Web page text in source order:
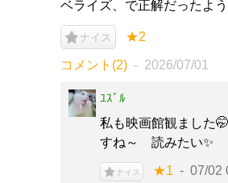
ベライズ、で正解だったよう
ナイス ★2
コメント(2) 2026/07/01
ﾕｽﾞﾙ
私も映画館観ました
すね～ 読みたい✨
ナイス ★1 07/02